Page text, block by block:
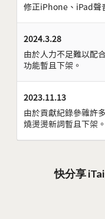
修正iPhone、iPad聲
2024.3.28
由於人力不足難以配
功能暫且下架。
2023.11.13
由於貢獻紀錄參雜許
燒燙燙新詞暫且下架。
快分享